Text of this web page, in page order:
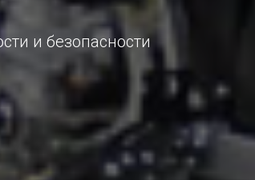
и безопасности